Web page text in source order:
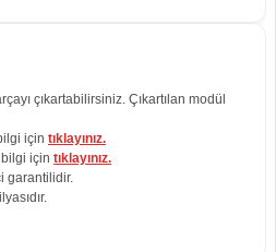
çıkartabilirsiniz. Çıkartılan modül
için tıklayınız.
için tıklayınız.
garantilidir.